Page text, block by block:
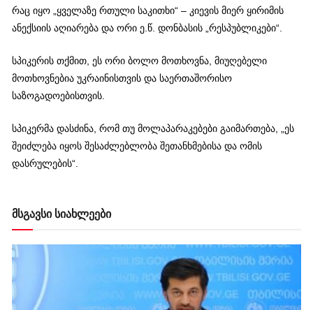
რაც იყო „ყველაზე რთული საკითხი“ – კიევის მიერ ყირიმის
ანექსიის აღიარება და ორი ე.წ. დონბასის „რესპუბლიკები“.
სპიკერის თქმით, ეს ორი ბოლო მოთხოვნა, მიუღებელი
მოთხოვნებია უკრაინისთვის და საერთაშორისო
საზოგადოებისთვის.
სპიკერმა დასძინა, რომ თუ მოლაპარაკებები გაიმართება, „ეს
შეიძლება იყოს შესაძლებლობა შეთანხმებისა და ომის
დასრულების“.
მსგავსი სიახლეები